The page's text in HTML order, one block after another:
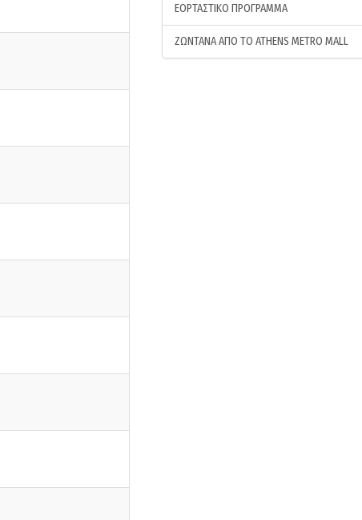
ΕΟΡΤΑΣΤΙΚΟ ΠΡΟΓΡΑΜΜΑ
ΖΩΝΤΑΝΑ ΑΠΟ ΤΟ ATHENS METRO MALL